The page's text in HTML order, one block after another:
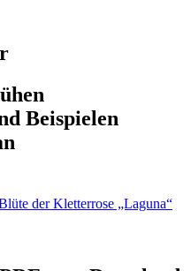
Beispielen